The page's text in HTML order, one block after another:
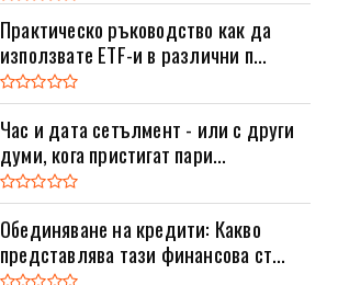
Практическо ръководство как да
използвате ETF-и в различни п...
Час и дата сетълмент - или с други
думи, кога пристигат пари...
Обединяване на кредити: Какво
представлява тази финансова ст...